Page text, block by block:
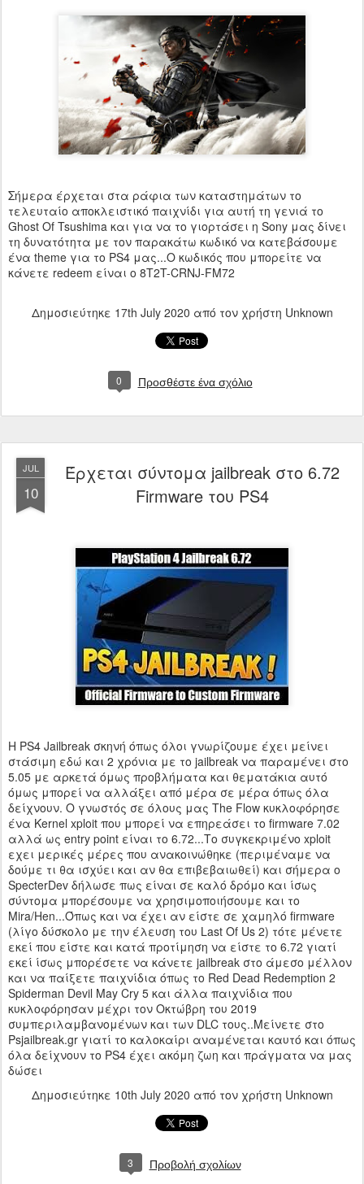
Σήμερα έρχεται στα ράφια των καταστημάτων το
τελευταίο αποκλειστικό παιχνίδι για αυτή τη γενιά το
Ghost Of Tsushima και για να το γιορτάσει η Sony μας δίνει
τη δυνατότητα με τον παρακάτω κωδικό να κατεβάσουμε
ένα theme για το PS4 μας...Ο κωδικός που μπορείτε να
κάνετε redeem είναι ο 8T2T-CRNJ-FM72
Δημοσιεύτηκε 17th July 2020 από τον χρήστη Unknown
0 Προσθέστε ένα σχόλιο
JUL
10
Έρχεται σύντομα jailbreak στο 6.72
Firmware του PS4
Η PS4 Jailbreak σκηνή όπως όλοι γνωρίζουμε έχει μείνει
στάσιμη εδώ και 2 χρόνια με το jailbreak να παραμένει στο
5.05 με αρκετά όμως προβλήματα και θεματάκια αυτό
όμως μπορεί να αλλάξει από μέρα σε μέρα όπως όλα
δείχνουν. Ο γνωστός σε όλους μας The Flow κυκλοφόρησε
ένα Kernel xploit που μπορεί να επηρεάσει το firmware 7.02
αλλά ως entry point είναι το 6.72...Tο συγκεκριμένο xploit
εχει μερικές μέρες που ανακοινώθηκε (περιμέναμε να
δούμε τι θα ισχύει και αν θα επιβεβαιωθεί) και σήμερα ο
SpecterDev δήλωσε πως είναι σε καλό δρόμο και ίσως
σύντομα μπορέσουμε να χρησιμοποιήσουμε και το
Mira/Hen...Όπως και να έχει αν είστε σε χαμηλό firmware
(λίγο δύσκολο με την έλευση του Last Of Us 2) τότε μένετε
εκεί που είστε και κατά προτίμηση να είστε το 6.72 γιατί
εκεί ίσως μπορέσετε να κάνετε jailbreak στο άμεσο μέλλον
και να παίξετε παιχνίδια όπως το Red Dead Redemption 2
Spiderman Devil May Cry 5 και άλλα παιχνίδια που
κυκλοφόρησαν μέχρι τον Οκτώβρη του 2019
συμπεριλαμβανομένων και των DLC τους..Μείνετε στο
Psjailbreak.gr γιατί το καλοκαίρι αναμένεται καυτό και όπως
όλα δείχνουν το PS4 έχει ακόμη ζωη και πράγματα να μας
δώσει
Δημοσιεύτηκε 10th July 2020 από τον χρήστη Unknown
3 Προβολή σχολίων